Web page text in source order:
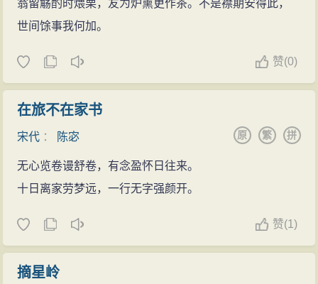
翁留觞酌时煨栗，友为炉熏更作茶。不是襟期安得此，
世间馀事我何加。
赞(0)
在旅不在家书
宋代 ： 陈宓 拼
繁
原
无心览卷谩舒卷，有念盈怀日往来。
十日离家劳梦远，一行无字强颜开。
赞(1)
摘星岭